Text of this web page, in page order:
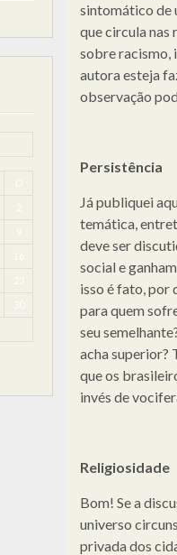
sintomático de
que circula nas
sobre racismo,
autora esteja
observação
Persistência
Já publiquei
temática,
deve ser
social e
isso é fato, por
para quem
seu
acha superior?
que os
invés de
Religiosidade
Bom! Se a
universo
privada dos
D
9
16
23
30